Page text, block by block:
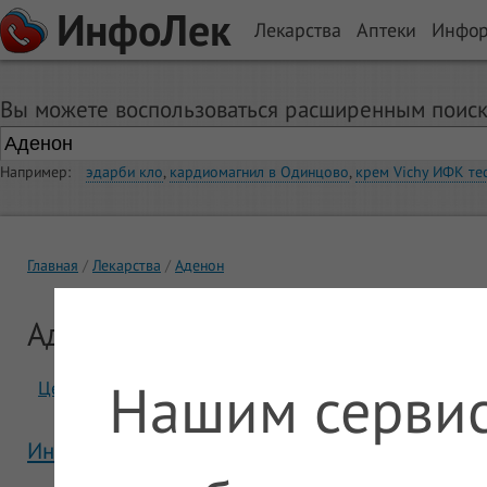
ИнфоЛек Лекарства Аптеки
Вы можете воспользоваться расширенным
Например: эдарби кло, кардиомагнил в Одинцово, крем Vichy ИФК
Главная Лекарства Аденон
Аденон
Цены Отзывы
Инструкция Аденон
Нашим